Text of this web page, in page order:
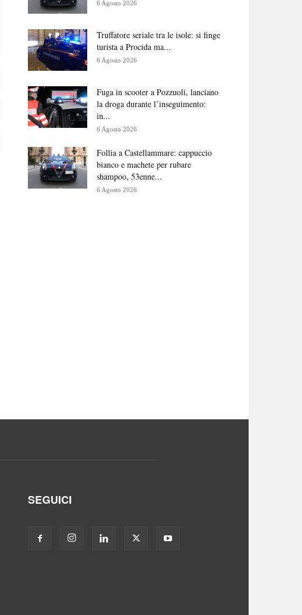
6 Agosto 2026
Truffatore seriale tra le isole: si finge
turista a Procida ma...
6 Agosto 2026
Fuga in scooter a Pozzuoli, lanciano
la droga durante l’inseguimento:
in...
6 Agosto 2026
Follia a Castellammare: cappuccio
bianco e machete per rubare
shampoo, 53enne...
6 Agosto 2026
SEGUICI